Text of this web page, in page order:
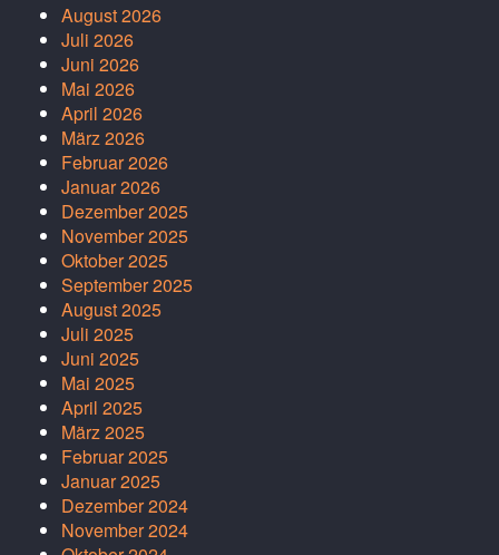
August 2026
Juli 2026
Juni 2026
Mai 2026
April 2026
März 2026
Februar 2026
Januar 2026
Dezember 2025
November 2025
Oktober 2025
September 2025
August 2025
Juli 2025
Juni 2025
Mai 2025
April 2025
März 2025
Februar 2025
Januar 2025
Dezember 2024
November 2024